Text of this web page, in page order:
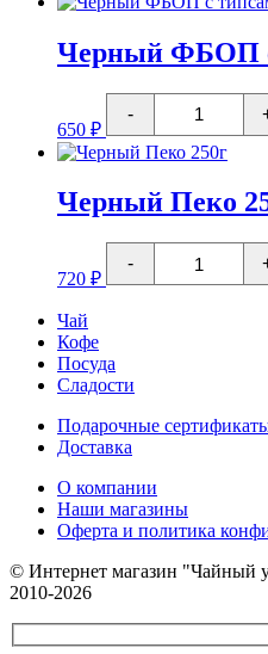
Черный ФБОП
650 ₽
-
Количество
товара
Черный
ФБОП
типсами
250г
Черный Пеко
720 ₽
-
Количество
товара
Черный
Чай
Кофе
Посуда
Сладости
Подарочные
Доставка
О компании
Наши магазины
Оферта и политика
© Интернет магазин "Чайный
2010-2026